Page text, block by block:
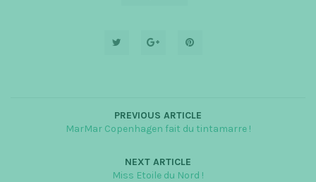
PREVIOUS ARTICLE
MarMar Copenhagen fait du tintamarre !
NEXT ARTICLE
Miss Etoile du Nord !